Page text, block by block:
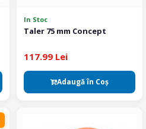
In Stoc
Taler 75 mm Concept
117.99 Lei
Adaugă în Coş